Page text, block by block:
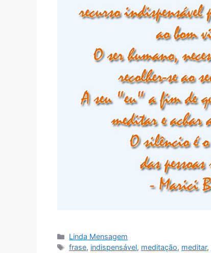
Categorias
Linda Mensagem
Tags
frase, indispensável, meditação, meditar,